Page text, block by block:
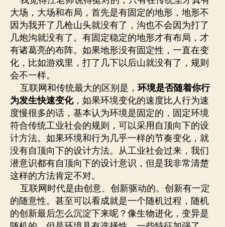
大场，大场和布局，首先是有固定的地形，地形不
因为我开了几枪山头就没有了，沟也不会因为打了
几炮沟就没有了。有固定稳定的地形才有布局，才
有诸葛亮的布阵。如果地形没有固定性，一直在变
化，比如游戏里，打了几下以后山就没有了，规则
会不一样。
互联网和传统最大的区别是， 环境是否随着你行
为发生快速变化，如果环境变化的速度比人行为速
度慢很多的话，基本认为环境是固定的，固定环境
符合传统工业社会的规则，可以采用自顶向下的设
计方法。如果环境和行为几乎一样的节奏变化，就
没有自顶向下的设计方法。从工业社会过来，我们
潜意识都有自顶向下的设计意识，但是我非常清楚
这样的方法肯定不对。
互联网时代是由创意、创新驱动的。创新有一定
的随意性。甚至可以看成就是一个随机过程，随机
的创新最后怎么沉淀下来呢？像生物进化，变异是